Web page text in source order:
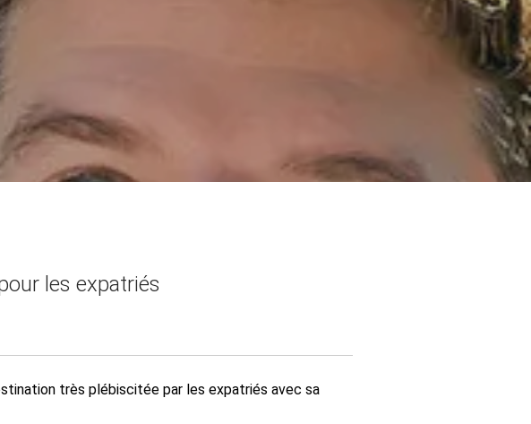
les expatriés
très plébiscitée par les expatriés avec sa